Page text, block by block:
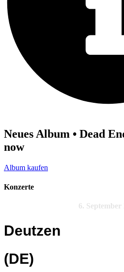
Neues Album • Dead
now
Album kaufen
Konzerte
6. September
Deutzen
(DE)